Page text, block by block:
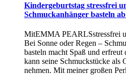
Kindergeburtstag stressfrei
Schmuckanhänger basteln
MitEMMA PEARLSstressfrei
Bei Sonne oder Regen –
basteln macht Spaß und
kann seine Schmuckstücke als
nehmen. Mit meiner großen